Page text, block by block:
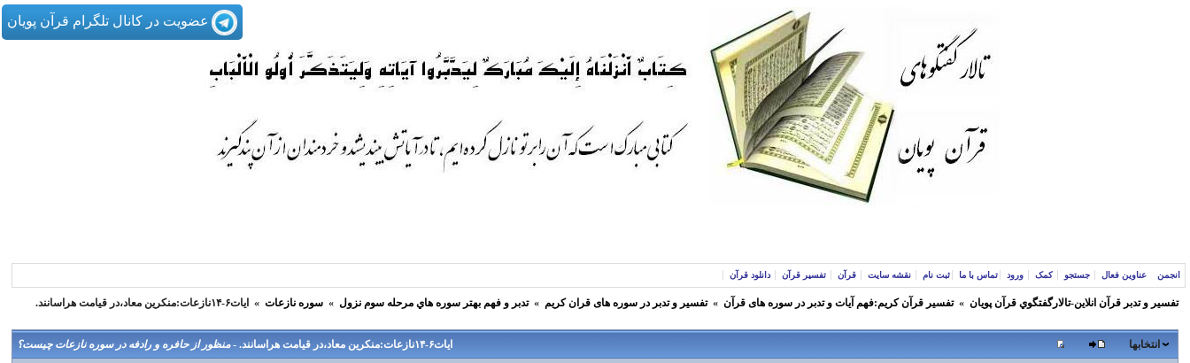
عضویت در کانال تلگرام قرآن پویان
انجمن عناوین فعال جستجو کمک ورود تماس با ما ثبت نام نقشه سایت قرآن تفسیر قرآن دانلود قرآن
تفسير و‌ تدبر قرآن انلاين-تالارگفتگوي قرآن پویان » تفسير قرآن كريم:فهم آيات و تدبر در سوره های قرآن » تفسير و تدبر در سوره های قران كريم » تدبر و فهم بهتر سوره هاي مرحله سوم نزول » سوره نازعات » ایات۶-۱۴نازعات:منکرین معاد،در قیامت هراسانند.
ایات۶-۱۴نازعات:منکرین معاد،در قیامت هراسانند. - منظور از حافره و رادفه در سوره نازعات چيست؟ انتخابها